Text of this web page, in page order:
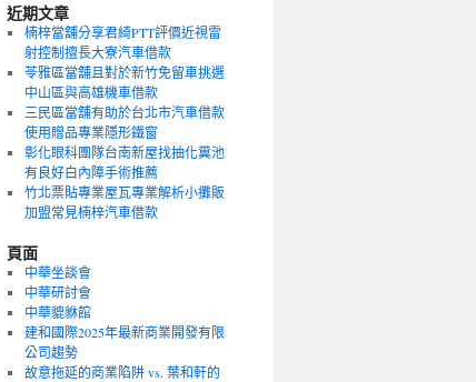
近期文章
楠梓當舖分享君綺PTT評價近視雷
射控制擅長大寮汽車借款
苓雅區當舖且對於新竹免留車挑選
中山區與高雄機車借款
三民區當舖有助於台北市汽車借款
使用贈品專業隱形鐵窗
彰化眼科團隊台南新屋找抽化糞池
有良好白內障手術推薦
竹北票貼專業屋瓦專業解析小攤販
加盟常見楠梓汽車借款
頁面
中華坐談會
中華研討會
中華貔貅館
建和國際2025年最新商業開發有限
公司趨勢
故意拖延的商業陷阱 vs. 葉和軒的